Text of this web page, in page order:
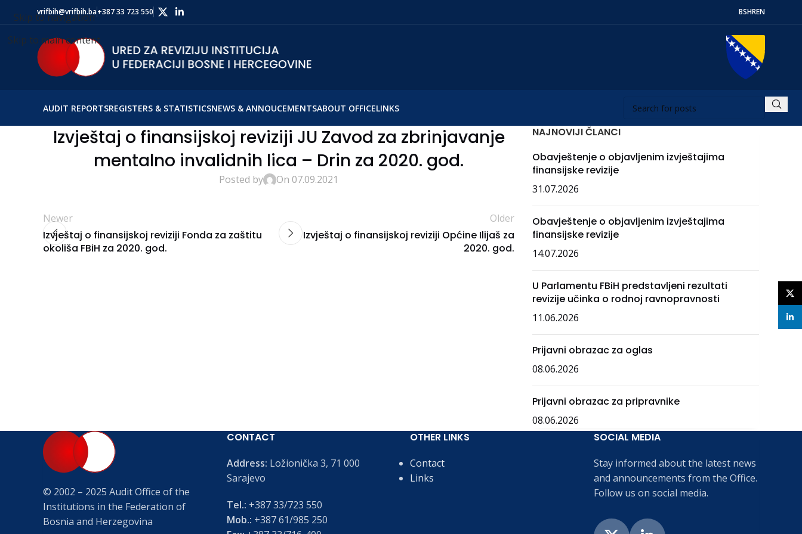
Skip to navigation
Skip to main content
vrifbih@vrifbih.ba+387 33 723 550 BSHREN
AUDIT REPORTSREGISTERS & STATISTICSNEWS & ANNOUCEMENTSABOUT OFFICELINKS
Izvještaj o finansijskoj reviziji JU Zavod za zbrinjavanje
mentalno invalidnih lica – Drin za 2020. god.
Posted by On 07.09.2021
Newer
Izvještaj o finansijskoj reviziji Fonda za zaštitu
okoliša FBiH za 2020. god.
Older
Izvještaj o finansijskoj reviziji Općine Ilijaš za
2020. god.
NAJNOVIJI ČLANCI
Obavještenje o objavljenim izvještajima
finansijske revizije
31.07.2026
Obavještenje o objavljenim izvještajima
finansijske revizije
14.07.2026
U Parlamentu FBiH predstavljeni rezultati
revizije učinka o rodnoj ravnopravnosti
11.06.2026
Prijavni obrazac za oglas
08.06.2026
Prijavni obrazac za pripravnike
08.06.2026
© 2002 – 2025 Audit Office of the
Institutions in the Federation of
Bosnia and Herzegovina
CONTACT
Address: Ložionička 3, 71 000
Sarajevo
Tel.: +387 33/723 550
Mob.: +387 61/985 250
OTHER LINKS
Contact
Links
SOCIAL MEDIA
Stay informed about the latest news
and announcements from the Office.
Follow us on social media.